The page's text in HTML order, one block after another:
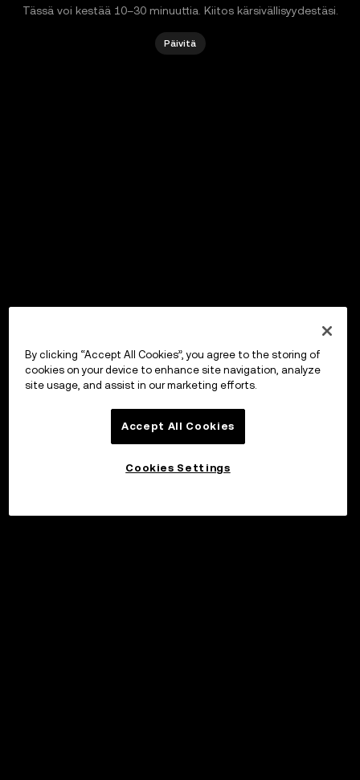
Tässä voi kestää 10–30 minuuttia. Kiitos kärsivällisyydestäsi.
Päivitä
By clicking “Accept All Cookies”, you agree to the storing of
cookies on your device to enhance site navigation, analyze
site usage, and assist in our marketing efforts.
Accept All Cookies
Cookies Settings